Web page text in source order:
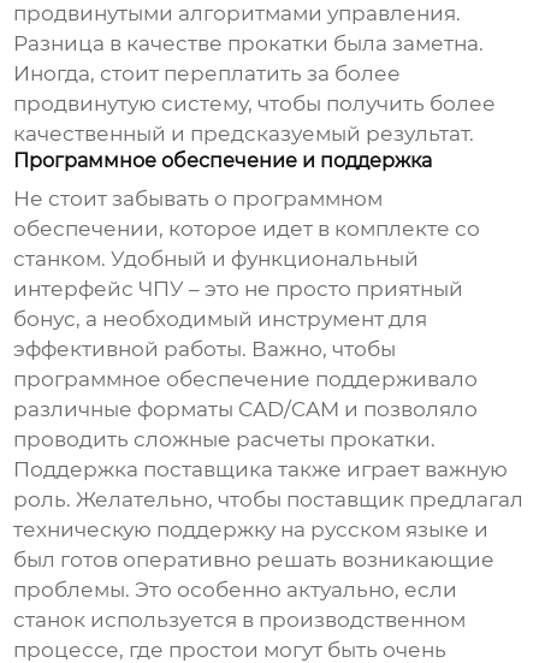
продвинутыми алгоритмами управления.
Разница в качестве прокатки была заметна.
Иногда, стоит переплатить за более
продвинутую систему, чтобы получить более
качественный и предсказуемый результат.
Программное обеспечение и поддержка
Не стоит забывать о программном
обеспечении, которое идет в комплекте со
станком. Удобный и функциональный
интерфейс ЧПУ – это не просто приятный
бонус, а необходимый инструмент для
эффективной работы. Важно, чтобы
программное обеспечение поддерживало
различные форматы CAD/CAM и позволяло
проводить сложные расчеты прокатки.
Поддержка поставщика также играет важную
роль. Желательно, чтобы поставщик предлагал
техническую поддержку на русском языке и
был готов оперативно решать возникающие
проблемы. Это особенно актуально, если
станок используется в производственном
процессе, где простои могут быть очень